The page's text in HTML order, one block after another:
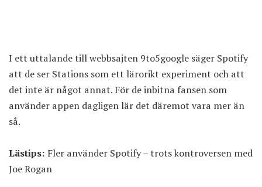
I ett uttalande till webbsajten 9to5google säger Spotify
att de ser Stations som ett lärorikt experiment och att
det inte är något annat. För de inbitna fansen som
använder appen dagligen lär det däremot vara mer än
så.
Lästips: Fler använder Spotify – trots kontroversen med
Joe Rogan